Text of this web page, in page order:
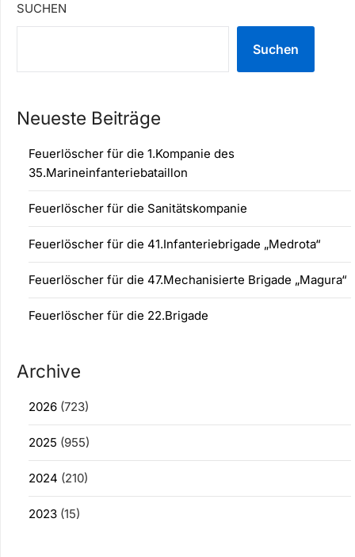
SUCHEN
Suchen
Neueste Beiträge
Feuerlöscher für die 1.Kompanie des
35.Marineinfanteriebataillon
Feuerlöscher für die Sanitätskompanie
Feuerlöscher für die 41.Infanteriebrigade „Medrota“
Feuerlöscher für die 47.Mechanisierte Brigade „Magura“
Feuerlöscher für die 22.Brigade
Archive
2026 (723)
2025 (955)
2024 (210)
2023 (15)